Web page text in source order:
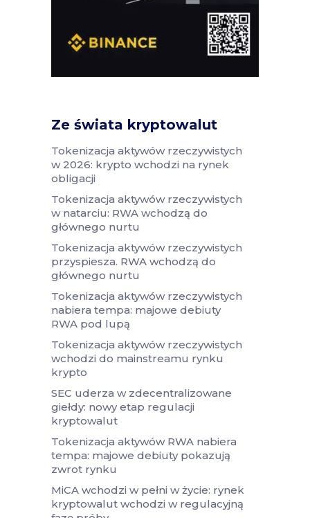
Ze świata kryptowalut
Tokenizacja aktywów rzeczywistych
w 2026: krypto wchodzi na rynek
obligacji
Tokenizacja aktywów rzeczywistych
w natarciu: RWA wchodzą do
głównego nurtu
Tokenizacja aktywów rzeczywistych
przyspiesza. RWA wchodzą do
głównego nurtu
Tokenizacja aktywów rzeczywistych
nabiera tempa: majowe debiuty
RWA pod lupą
Tokenizacja aktywów rzeczywistych
wchodzi do mainstreamu rynku
krypto
SEC uderza w zdecentralizowane
giełdy: nowy etap regulacji
kryptowalut
Tokenizacja aktywów RWA nabiera
tempa: majowe debiuty pokazują
zwrot rynku
MiCA wchodzi w pełni w życie: rynek
kryptowalut wchodzi w regulacyjną